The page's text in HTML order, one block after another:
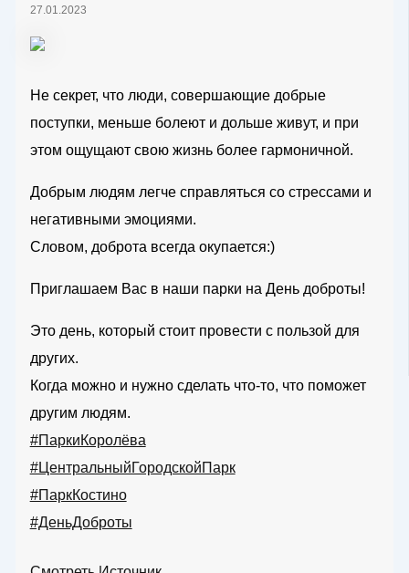
27.01.2023
Не секрет, что люди, совершающие добрые
поступки, меньше болеют и дольше живут, и при
этом ощущают свою жизнь более гармоничной.
Добрым людям легче справляться со стрессами и
негативными эмоциями.
Словом, доброта всегда окупается:)
Приглашаем Вас в наши парки на День доброты!
Это день, который стоит провести с пользой для
других.
Когда можно и нужно сделать что-то, что поможет
другим людям.
#ПаркиКоролёва
#ЦентральныйГородскойПарк
#ПаркКостино
#ДеньДоброты